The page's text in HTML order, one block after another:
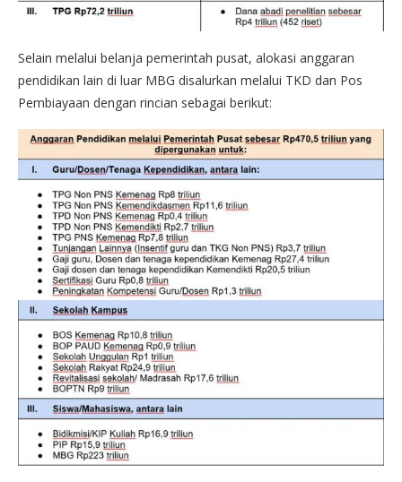
Selain melalui belanja pemerintah pusat, alokasi anggaran
pendidikan lain di luar MBG disalurkan melalui TKD dan Pos
Pembiayaan dengan rincian sebagai berikut: